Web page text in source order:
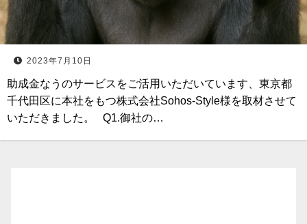
2023年7月10日
助成金なうのサービスをご活用いただいています、東京都
千代田区に本社をもつ株式会社Sohos-Style様を取材させて
いただきました。 Q1.御社の…